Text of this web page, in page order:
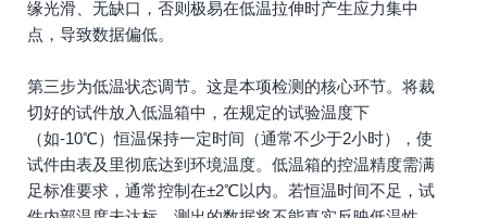
缘光滑、无缺口，否则极易在低温拉伸时产生应力集中
点，导致数据偏低。
第三步为低温状态调节。这是本项检测的核心环节。将裁
切好的试件放入低温箱中，在规定的试验温度下
（如-10℃）恒温保持一定时间（通常不少于2小时），使
试件由表及里彻底达到环境温度。低温箱的控温精度需满
足标准要求，通常控制在±2℃以内。若恒温时间不足，试